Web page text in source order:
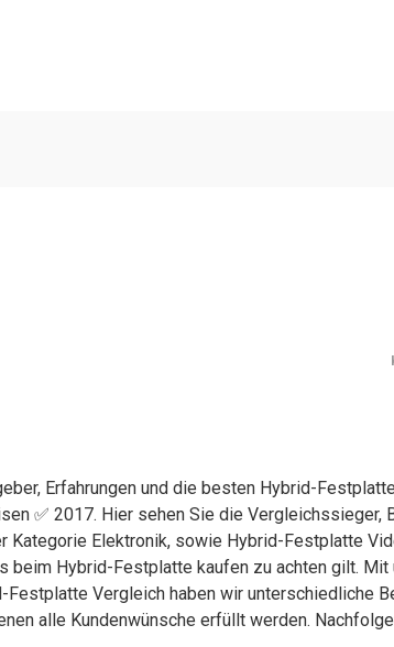
Erfahrungen und die besten Hybrid-
✅ 2017. Hier sehen Sie die Vergleichssieger,
Kategorie Elektronik, sowie Hybrid-Festplatte
beim Hybrid-Festplatte kaufen zu achten gilt. Mit
Vergleich haben wir unterschiedliche
alle Kundenwünsche erfüllt werden.